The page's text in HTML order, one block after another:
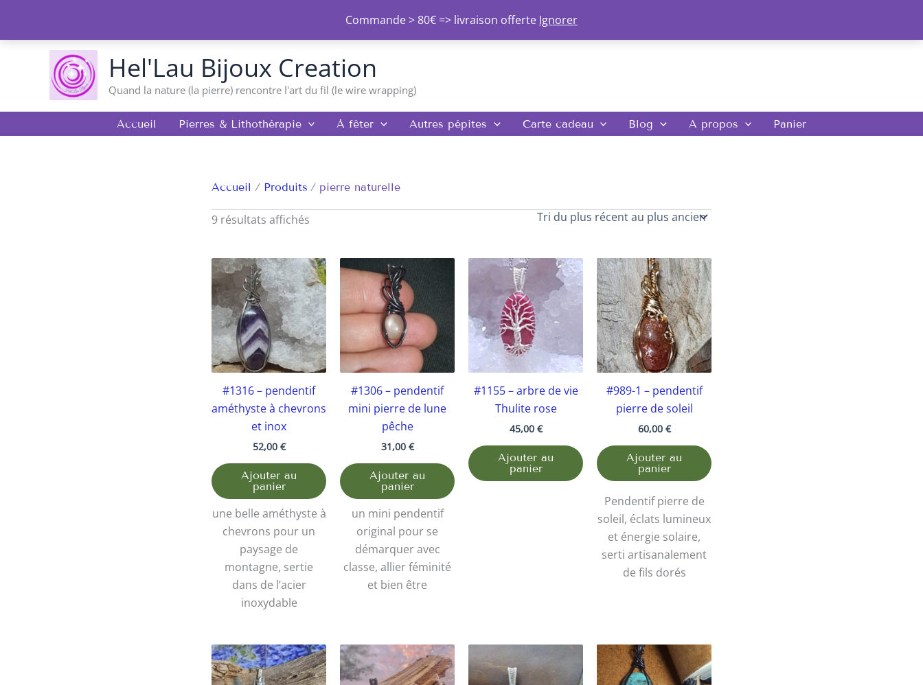
Commande > 80€ => livraison offerte Ignorer
contenu
Hel'Lau Bijoux Creation
Quand la nature (la pierre) rencontre l'art du fil (le wire wrapping)
Accueil Pierres & Lithothérapie À fêter Autres pépites Carte cadeau Blog A propos Panier
Accueil Produits pierre naturelle
9 résultats affichés
Trié
plus
récent
au
plus
ancien
#1316 – pendentif
améthyste à chevrons
et inox
52,00 €
Ajouter au
panier
une belle améthyste à
chevrons pour un
paysage de
montagne, sertie
dans de l’acier
inoxydable
#1306 – pendentif
mini pierre de lune
pêche
31,00 €
Ajouter au
panier
un mini pendentif
original pour se
démarquer avec
classe, allier féminité
et bien être
#1155 – arbre de vie
Thulite rose
45,00 €
Ajouter au
panier
#989-1 – pendentif
pierre de soleil
60,00 €
Ajouter au
panier
Pendentif pierre de
soleil, éclats lumineux
et énergie solaire,
serti artisanalement
de fils dorés